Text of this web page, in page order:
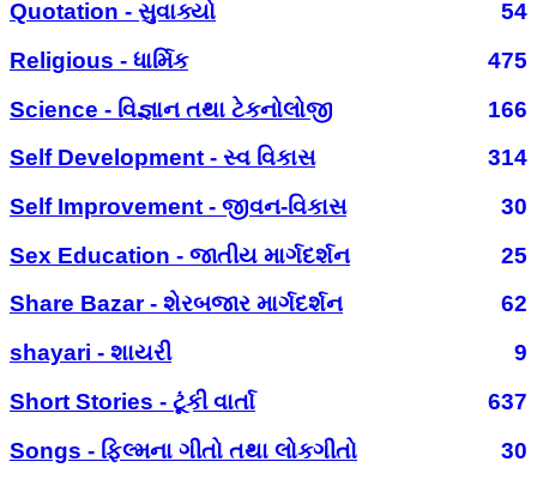
Quotation - સુવાક્યો
54
Religious - ધાર્મિક
475
Science - વિજ્ઞાન તથા ટેકનોલોજી
166
Self Development - સ્વ વિકાસ
314
Self Improvement - જીવન-વિકાસ
30
Sex Education - જાતીય માર્ગદર્શન
25
Share Bazar - શેરબજાર માર્ગદર્શન
62
shayari - શાયરી
9
Short Stories - ટૂંકી વાર્તા
637
Songs - ફિલ્મના ગીતો તથા લોકગીતો
30